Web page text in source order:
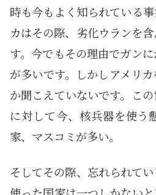
時も今もよく知られている
カはその際、劣化ウランを
す。今でもその理由でガン
が多いです。しかしアメリ
か聞こえていないです。こ
に対して今、核兵器を使う
家、マスコミが多い。
そしてその際、忘れられて